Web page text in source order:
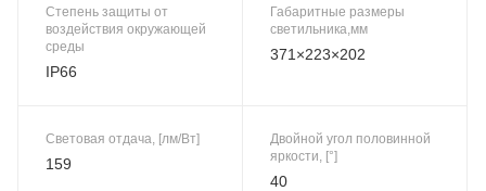
Степень защиты от
воздействия окружающей
среды
IP66
Габаритные размеры
светильника,мм
371×223×202
Световая отдача, [лм/Вт]
159
Двойной угол половинной
яркости, [°]
40